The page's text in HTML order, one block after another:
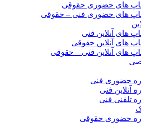
های حضوری حقوقی
های حضوری فنی – حقوقی
های آنلاین فنی
های آنلاین حقوقی
های آنلاین فنی – حقوقی
حضوری فنی
آنلاین فنی
تلفنی فنی
حضوری حقوقی